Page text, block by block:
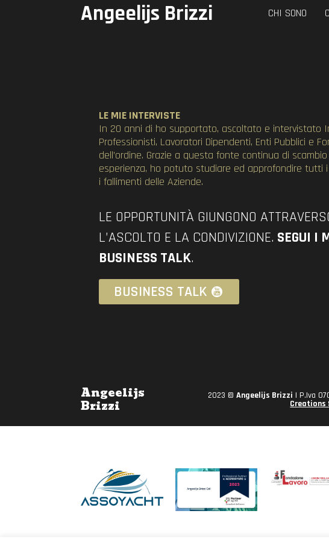
Angeelijs Brizzi CHI SONO
LE MIE INTERVISTE
In 20 anni di ho supportato, ascoltato e intervistato
Professionisti, Lavoratori Dipendenti, Enti Pubblici e
dell’ordine. Grazie a questa fonte continua di
esperienza, ho potuto studiare ed approfondire tutti
i fallimenti delle Aziende.
LE OPPORTUNITÀ GIUNGONO
L’ASCOLTO E LA CONDIVIZIONE. SEGUI I
BUSINESS TALK.
BUSINESS TALK
Angeelijs
Brizzi
2023 © Angeelijs Brizzi | P.Iva
Creations